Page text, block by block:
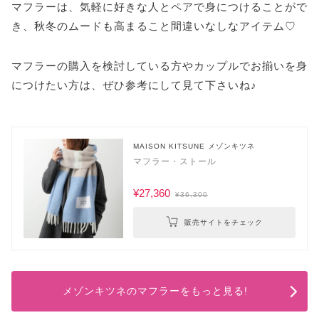
マフラーは、気軽に好きな人とペアで身につけることがで
き、秋冬のムードも高まること間違いなしなアイテム♡
マフラーの購入を検討している方やカップルでお揃いを身
につけたい方は、ぜひ参考にして見て下さいね♪
MAISON KITSUNE メゾンキツネ
マフラー・ストール
¥27,360 ¥36,300
販売サイトをチェック
メゾンキツネのマフラーをもっと見る!